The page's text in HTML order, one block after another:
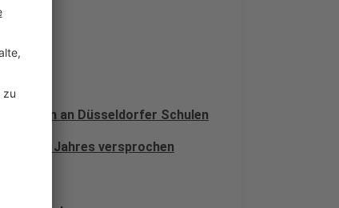
an Düsseldorfer Schulen
letzten Jahres versprochen